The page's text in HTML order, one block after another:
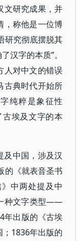
文研究成果，并
，称他是一位博
研究彻底摆脱其
汉字的本质”。
人对中文的错误
古典时代开始所
纯粹是象征性
埃及文字的本
及中国，涉及汉
的《就表音圣书
中两处提及中
种文字类型——
出版的《古埃
1836年出版的